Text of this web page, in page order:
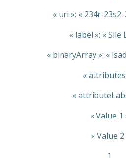
« uri »: « 234r-
« label »: « Sile
« binaryArray »: «
« attributes
«
« Value 1
« Value 2